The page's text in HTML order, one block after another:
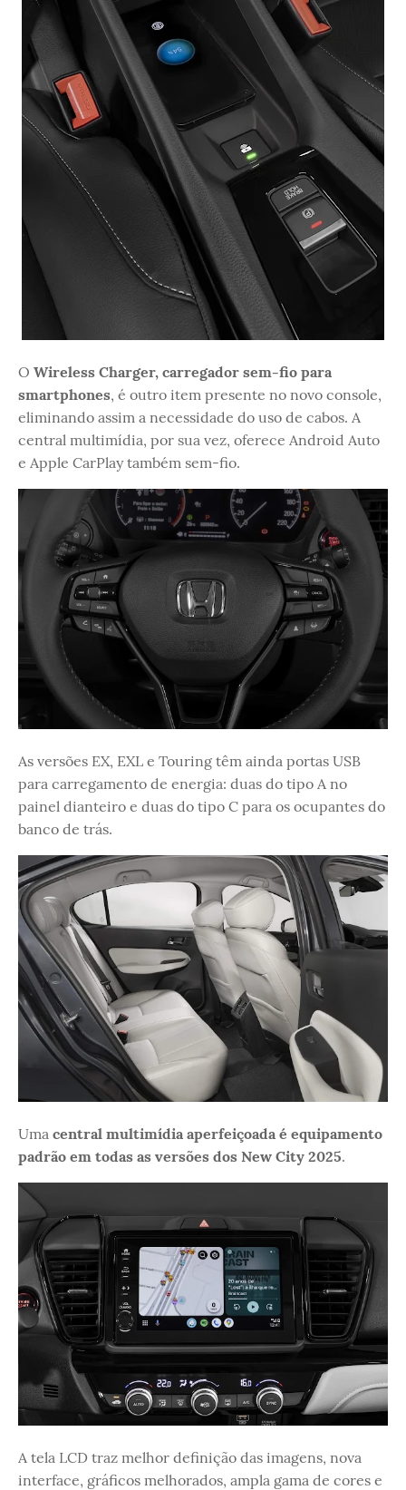
O Wireless Charger, carregador sem-fio para
smartphones, é outro item presente no novo console,
eliminando assim a necessidade do uso de cabos. A
central multimídia, por sua vez, oferece Android Auto
e Apple CarPlay também sem-fio.
As versões EX, EXL e Touring têm ainda portas USB
para carregamento de energia: duas do tipo A no
painel dianteiro e duas do tipo C para os ocupantes do
banco de trás.
Uma central multimídia aperfeiçoada é equipamento
padrão em todas as versões dos New City 2025.
A tela LCD traz melhor definição das imagens, nova
interface, gráficos melhorados, ampla gama de cores e